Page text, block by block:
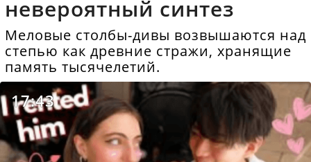
невероятный синтез
Меловые столбы-дивы возвышаются над
степью как древние стражи, хранящие
память тысячелетий.
17:43